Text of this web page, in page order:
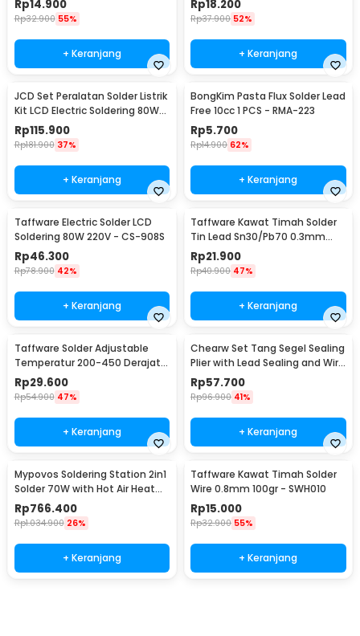
Rp14.900
Rp32.900 55%
+ Keranjang
Rp18.200
Rp37.900 52%
+ Keranjang
JCD Set Peralatan Solder Listrik
Kit LCD Electric Soldering 80W
220V - CS-908S A
Rp115.900
Rp181.900 37%
+ Keranjang
BongKim Pasta Flux Solder Lead
Free 10cc 1 PCS - RMA-223
Rp5.700
Rp14.900 62%
+ Keranjang
Taffware Electric Solder LCD
Soldering 80W 220V - CS-908S
Rp46.300
Rp78.900 42%
+ Keranjang
Taffware Kawat Timah Solder
Tin Lead Sn30/Pb70 0.3mm
50g
Rp21.900
Rp40.900 47%
+ Keranjang
Taffware Solder Adjustable
Temperatur 200-450 Derajat
Celcius 220V 60W - CS-31 B
Rp29.600
Rp54.900 47%
+ Keranjang
Chearw Set Tang Segel Sealing
Plier with Lead Sealing and Wire
- CW01
Rp57.700
Rp96.900 41%
+ Keranjang
Mypovos Soldering Station 2in1
Solder 70W with Hot Air Heat
Gun 750W - 8582D
Rp766.400
Rp1.034.900 26%
+ Keranjang
Taffware Kawat Timah Solder
Wire 0.8mm 100gr - SWH010
Rp15.000
Rp32.900 55%
+ Keranjang